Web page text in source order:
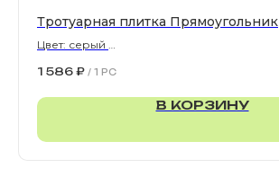
Тротуарная плитка Прямоугольник
Цвет: серый
1 586 ₽ / 1 PC
В КОРЗИНУ